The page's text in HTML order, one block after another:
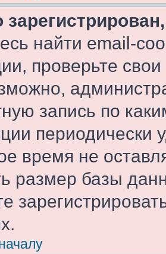
найти email-
проверьте
запись по
периодически
время не
размер базы